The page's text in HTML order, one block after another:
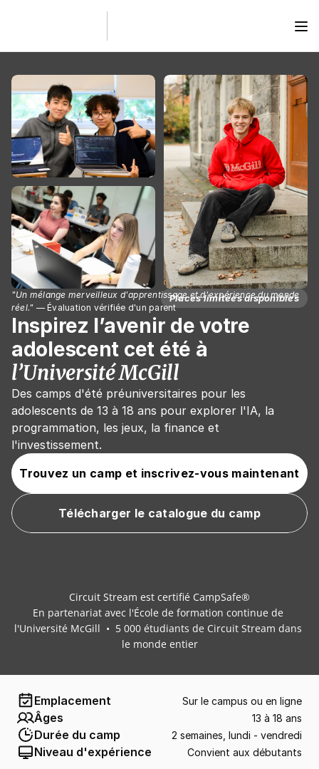
Places limitées disponibles
"Un mélange merveilleux d'apprentissage et d'expérience du monde
réel." — Évaluation vérifiée d'un parent
Inspirez l’avenir de votre
l’Université McGill
Des camps d'été préuniversitaires pour les
adolescents de 13 à 18 ans pour explorer l'IA, la
programmation, les jeux, la finance et
l'investissement.
Trouvez un camp et inscrivez-vous maintenant
Télécharger le catalogue du camp
Circuit Stream est certifié CampSafe®
En partenariat avec l'École de formation continue de
l'Université McGill  •  5 000 étudiants de Circuit Stream dans
le monde entier
Emplacement Sur le campus ou en ligne
Âges 13 à 18 ans
Durée du camp 2 semaines, lundi - vendredi
Niveau d'expérience Convient aux débutants